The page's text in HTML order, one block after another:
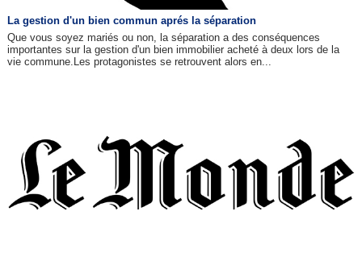
La gestion d'un bien commun aprés la séparation
Que vous soyez mariés ou non, la séparation a des conséquences
importantes sur la gestion d'un bien immobilier acheté à deux lors de la
vie commune.Les protagonistes se retrouvent alors en...